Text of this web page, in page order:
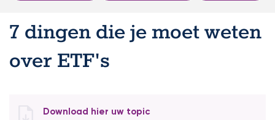
Platformen
Aanbod
Producten
7 dingen die je moet weten
over ETF's
Download hier uw topic